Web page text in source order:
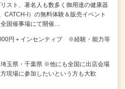
スト、著名人も数多く御用達の健康器
CATCH-I）の無料体験＆販売イベント
国催事場にて開催…
円＋インセンティブ ※経験・能力等
玉県・千葉県 ※他にも全国に出店会場
現場に参加したいという方も大歓